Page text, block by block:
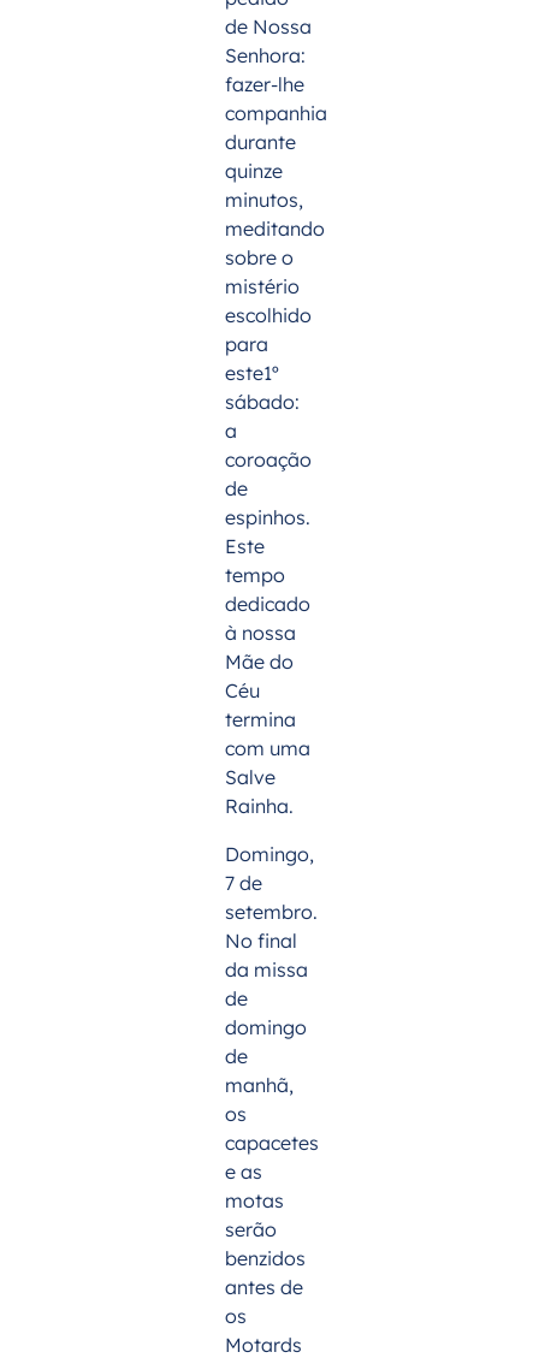
de Nossa
Senhora:
fazer-lhe
companhia
durante
quinze
minutos,
meditando
sobre o
mistério
escolhido
para
este1º
sábado:
a
coroação
de
espinhos.
Este
tempo
dedicado
à nossa
Mãe do
Céu
termina
com uma
Salve
Rainha.
Domingo,
7 de
setembro.
No final
da missa
de
domingo
de
manhã,
os
capacetes
e as
motas
serão
benzidos
antes de
os
Motards